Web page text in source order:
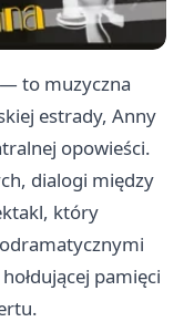
to muzyczna
estrady, Anny
opowieści.
dialogi między
który
pamięci